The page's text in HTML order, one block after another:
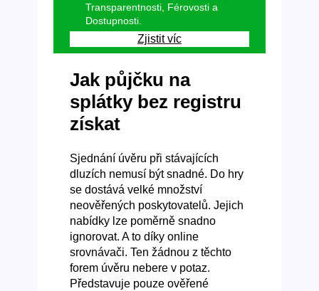
Transparentnosti, Férovosti a
Dostupnosti.
Zjistit víc
Jak půjčku na
splátky bez registru
získat
Sjednání úvěru při stávajících
dluzích nemusí být snadné. Do hry
se dostává velké množství
neověřených poskytovatelů. Jejich
nabídky lze poměrně snadno
ignorovat. A to díky online
srovnávači. Ten žádnou z těchto
forem úvěru nebere v potaz.
Představuje pouze ověřené